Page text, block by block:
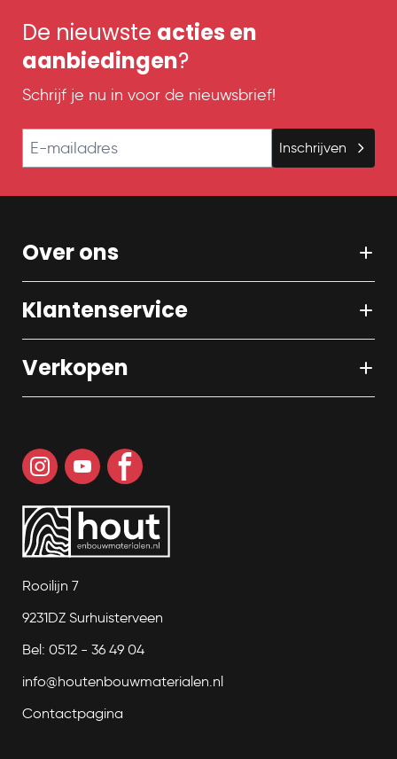
De nieuwste acties en
aanbiedingen?
Schrijf je nu in voor de nieuwsbrief!
E-mailadres
Inschrijven
Over ons
Klantenservice
Verkopen
Rooilijn 7
9231DZ Surhuisterveen
Bel: 0512 - 36 49 04
info@houtenbouwmaterialen.nl
Contactpagina